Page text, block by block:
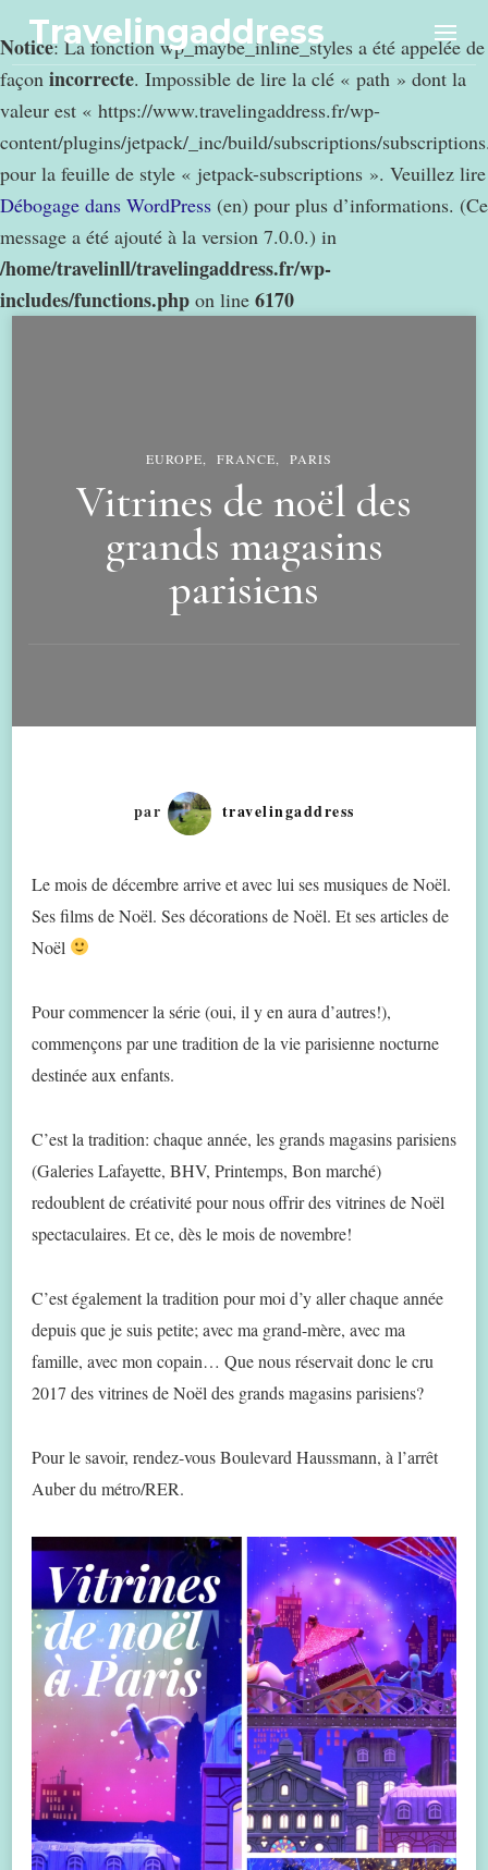
Notice: La fonction wp_maybe_inline_styles a été appelée de
façon incorrecte. Impossible de lire la clé « path » dont la
valeur est « https://www.travelingaddress.fr/wp-
content/plugins/jetpack/_inc/build/subscriptions/
pour la feuille de style « jetpack-subscriptions ». Veuillez lire
Débogage dans WordPress (en) pour plus d’informations. (Ce
message a été ajouté à la version 7.0.0.) in
/home/travelinll/travelingaddress.fr/wp-
includes/functions.php on line 6170
Travelingaddress
EUROPE FRANCE PARIS
Vitrines de noël des
grands magasins
parisiens
par travelingaddress
Le mois de décembre arrive et avec lui ses musiques de Noël.
Ses films de Noël. Ses décorations de Noël. Et ses articles de
Noël
Pour commencer la série (oui, il y en aura d’autres!),
commençons par une tradition de la vie parisienne nocturne
destinée aux enfants.
C’est la tradition: chaque année, les grands magasins parisiens
(Galeries Lafayette, BHV, Printemps, Bon marché)
redoublent de créativité pour nous offrir des vitrines de Noël
spectaculaires. Et ce, dès le mois de novembre!
C’est également la tradition pour moi d’y aller chaque année
depuis que je suis petite; avec ma grand-mère, avec ma
famille, avec mon copain… Que nous réservait donc le cru
2017 des vitrines de Noël des grands magasins parisiens?
Pour le savoir, rendez-vous Boulevard Haussmann, à l’arrêt
Auber du métro/RER.